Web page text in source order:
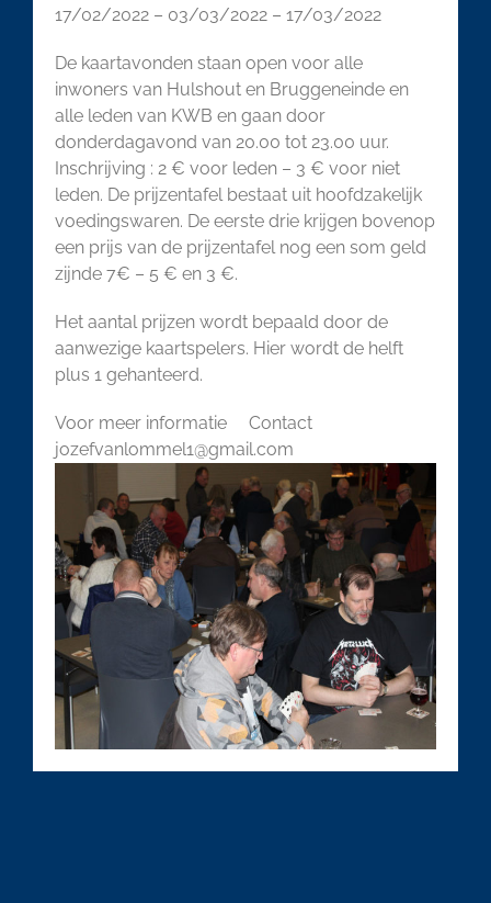
17/02/2022 – 03/03/2022 – 17/03/2022
De kaartavonden staan open voor alle
inwoners van Hulshout en Bruggeneinde en
alle leden van KWB en gaan door
donderdagavond van 20.00 tot 23.00 uur.
Inschrijving : 2 € voor leden – 3 € voor niet
leden. De prijzentafel bestaat uit hoofdzakelijk
voedingswaren. De eerste drie krijgen bovenop
een prijs van de prijzentafel nog een som geld
zijnde 7€ – 5 € en 3 €.
Het aantal prijzen wordt bepaald door de
aanwezige kaartspelers. Hier wordt de helft
plus 1 gehanteerd.
Voor meer informatie Contact
jozefvanlommel1@gmail.com